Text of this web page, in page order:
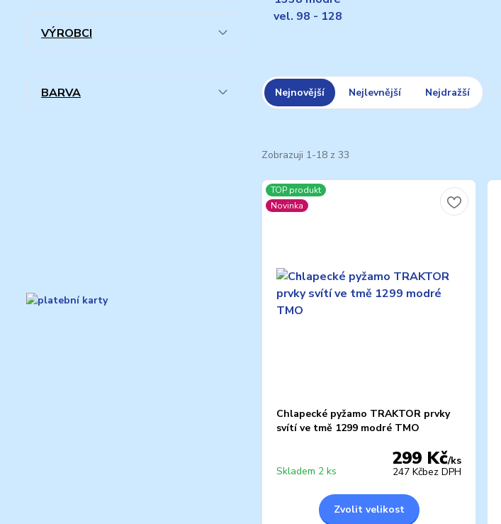
Nejnovější Nejlevnější Nejdražší
Zobrazuji 1-18 z 33
TOP produkt
Novinka
Chlapecké pyžamo TRAKTOR prvky
svítí ve tmě 1299 modré TMO
299 Kč/ks
247 Kčbez DPH
Skladem 2 ks
Zvolit velikost
VÝROBCI
BARVA